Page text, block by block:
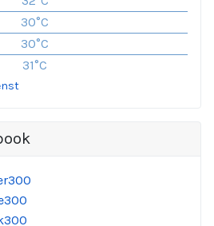
30°C
30°C
31°C